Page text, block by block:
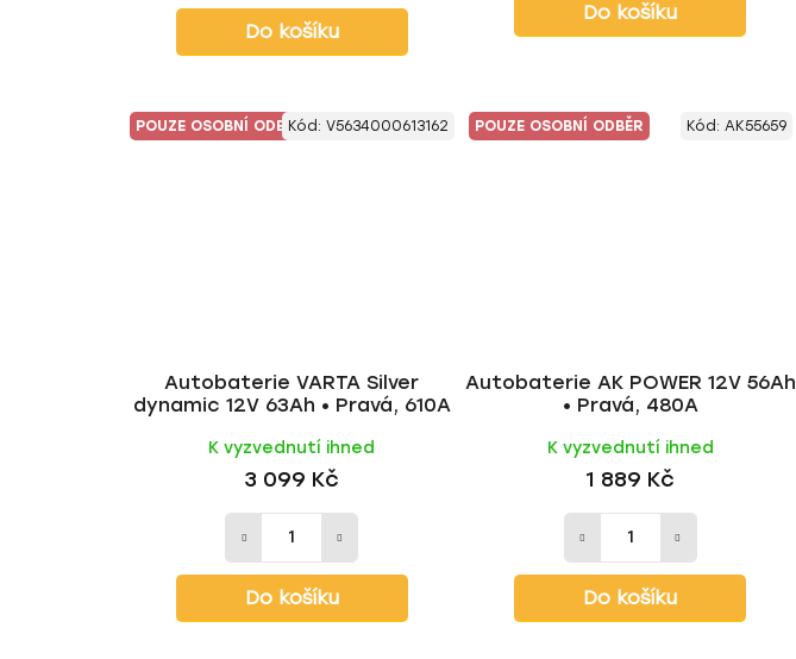
Do košíku
Do košíku
POUZE OSOBNÍ ODBĚR
Autobaterie VARTA Silver
dynamic 12V 63Ah • Pravá, 610A
K vyzvednutí ihned
3 099 Kč
Do košíku
Kód: V5634000613162 POUZE OSOBNÍ ODBĚR
Autobaterie AK POWER 12V 56Ah
• Pravá, 480A
K vyzvednutí ihned
1 889 Kč
Do košíku
Kód: AK55659